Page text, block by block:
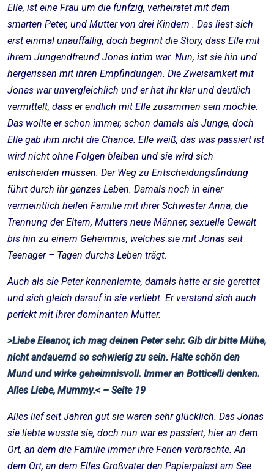
Elle, ist eine Frau um die fünfzig, verheiratet mit dem
smarten Peter, und Mutter von drei Kindern . Das liest sich
erst einmal unauffällig, doch beginnt die Story, dass Elle mit
ihrem Jungendfreund Jonas intim war. Nun, ist sie hin und
hergerissen mit ihren Empfindungen. Die Zweisamkeit mit
Jonas war unvergleichlich und er hat ihr klar und deutlich
vermittelt, dass er endlich mit Elle zusammen sein möchte.
Das wollte er schon immer, schon damals als Junge, doch
Elle gab ihm nicht die Chance. Elle weiß, das was passiert ist
wird nicht ohne Folgen bleiben und sie wird sich
entscheiden müssen. Der Weg zu Entscheidungsfindung
führt durch ihr ganzes Leben. Damals noch in einer
vermeintlich heilen Familie mit ihrer Schwester Anna, die
Trennung der Eltern, Mutters neue Männer, sexuelle Gewalt
bis hin zu einem Geheimnis, welches sie mit Jonas seit
Teenager – Tagen durchs Leben trägt.
Auch als sie Peter kennenlernte, damals hatte er sie gerettet
und sich gleich darauf in sie verliebt. Er verstand sich auch
perfekt mit ihrer dominanten Mutter.
>Liebe Eleanor, ich mag deinen Peter sehr. Gib dir bitte Mühe,
nicht andauernd so schwierig zu sein. Halte schön den
Mund und wirke geheimnisvoll. Immer an Botticelli denken.
Alles Liebe, Mummy.< – Seite 19
Alles lief seit Jahren gut sie waren sehr glücklich. Das Jonas
sie liebte wusste sie, doch nun war es passiert, hier an dem
Ort, an dem die Familie immer ihre Ferien verbrachte. An
dem Ort, an dem Elles Großvater den Papierpalast am See